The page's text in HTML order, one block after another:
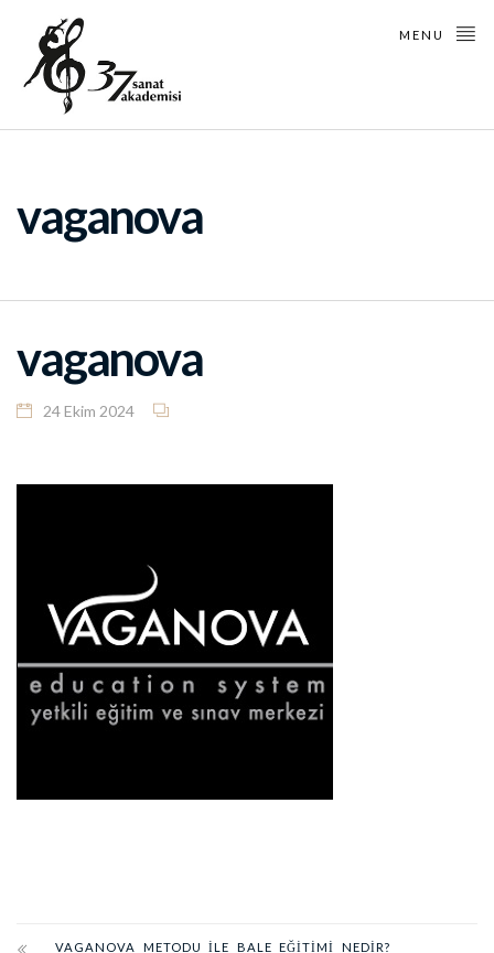
MENU
vaganova
vaganova
24 Ekim 2024
VAGANOVA METODU ILE BALE EĞITIMI NEDIR?